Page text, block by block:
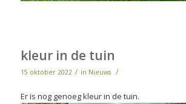
kleur in de tuin
15 oktober 2022 / in Nieuws /
Er is nog genoeg kleur in de tuin.